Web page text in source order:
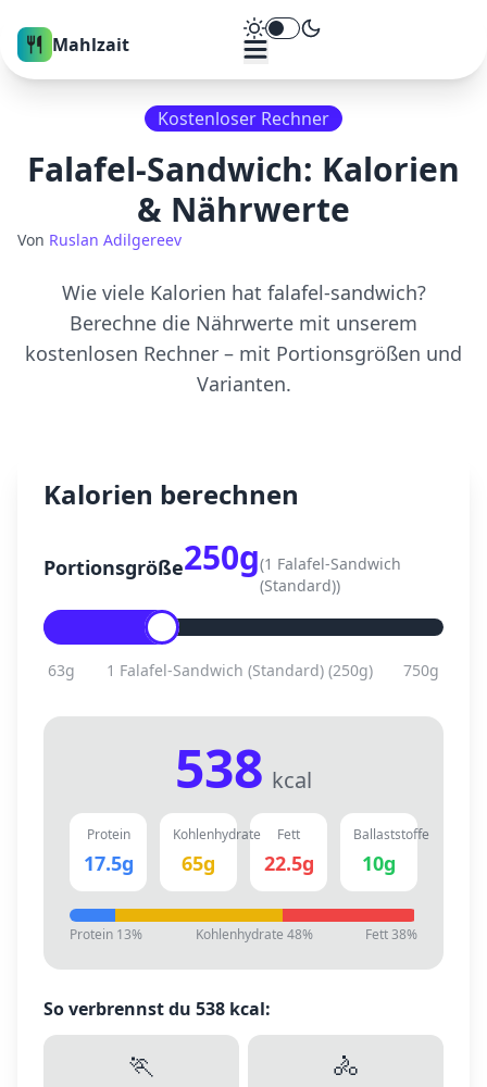
Mahlzait Theme umschalten
Kostenloser Rechner
Falafel-Sandwich: Kalorien
& Nährwerte
Von Ruslan Adilgereev
Wie viele Kalorien hat falafel-sandwich?
Berechne die Nährwerte mit unserem
kostenlosen Rechner – mit Portionsgrößen und
Varianten.
Kalorien berechnen
Portionsgröße250g(1 Falafel-Sandwich
(Standard))
63g 1 Falafel-Sandwich (Standard)(250g) 750g
538 kcal
Protein
17.5g
Kohlenhydrate
65g
Fett
22.5g
Ballaststoffe
10g
Protein 13% Kohlenhydrate 48% Fett38%
So verbrennst du 538 kcal:
🏃 🚴